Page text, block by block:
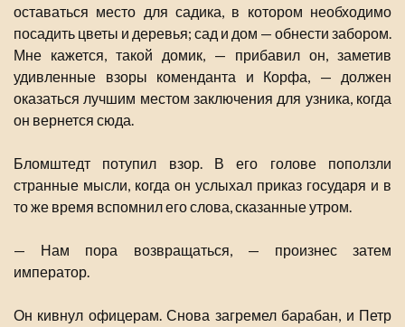
оставаться место для садика, в котором необходимо
посадить цветы и деревья; сад и дом — обнести забором.
Мне кажется, такой домик, — прибавил он, заметив
удивленные взоры коменданта и Корфа, — должен
оказаться лучшим местом заключения для узника, когда
он вернется сюда.
Бломштедт потупил взор. В его голове поползли
странные мысли, когда он услыхал приказ государя и в
то же время вспомнил его слова, сказанные утром.
— Нам пора возвращаться, — произнес затем
император.
Он кивнул офицерам. Снова загремел барабан, и Петр